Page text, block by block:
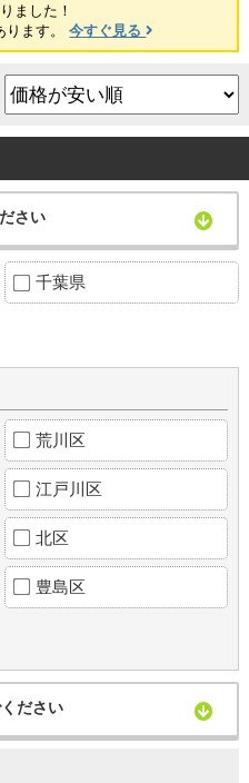
ました！
ります。今すぐ見る
さい
千葉県
荒川区
江戸川区
北区
豊島区
ださい